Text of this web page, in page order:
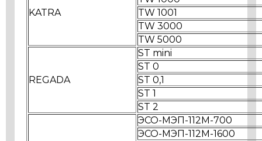
KATRA
TW 1001
TW 3000
TW 5000
REGADA
ST mini
ST 0
ST 0,1
ST 1
ST 2
ЭСО-МЭП-112М-700
ЭСО-МЭП-112М-1600